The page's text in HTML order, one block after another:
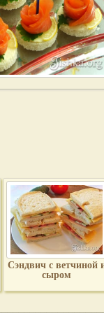
Сэндвич с ветчиной
сыром